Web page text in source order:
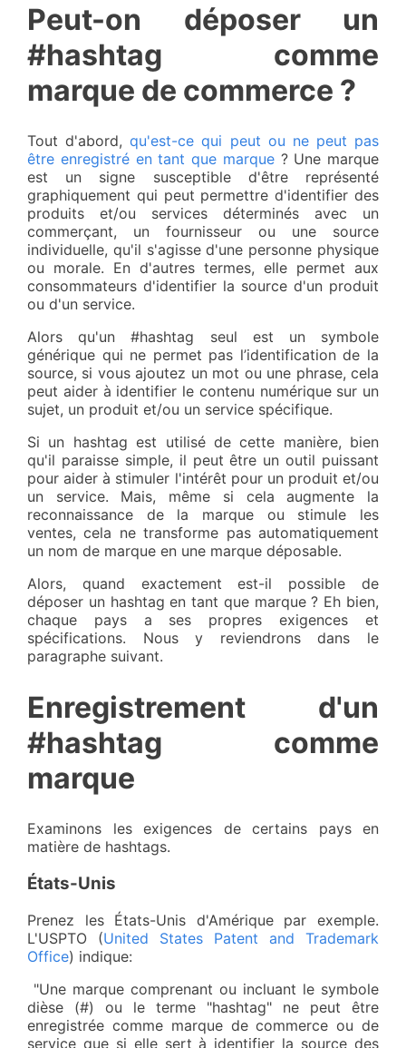
Peut-on déposer un
#hashtag comme
marque de commerce ?
Tout d'abord,qu'est-ce qui peut ou ne peut pas
être enregistré en tant que marque? Une marque
est un signe susceptible d'être représenté
graphiquement qui peut permettre d'identifier des
produits et/ou services déterminés avec un
commerçant, un fournisseur ou une source
individuelle, qu'il s'agisse d'une personne physique
ou morale. En d'autres termes, elle permet aux
consommateurs d'identifier la source d'un produit
ou d'un service.
Alors qu'un #hashtag seul est un symbole
générique qui ne permet pas l’identification de la
source, si vous ajoutez un mot ou une phrase, cela
peut aider à identifier le contenu numérique sur un
sujet, un produit et/ou un service spécifique.
Si un hashtag est utilisé de cette manière, bien
qu'il paraisse simple, il peut être un outil puissant
pour aider à stimuler l'intérêt pour un produit et/ou
un service. Mais, même si cela augmente la
reconnaissance de la marque ou stimule les
ventes, cela ne transforme pas automatiquement
un nom de marque en une marque déposable.
Alors, quand exactement est-il possible de
déposer un hashtag en tant que marque ? Eh bien,
chaque pays a ses propres exigences et
spécifications. Nous y reviendrons dans le
paragraphe suivant.
Enregistrement d'un
#hashtag comme
marque
Examinons les exigences de certains pays en
matière de hashtags.
États-Unis
Prenez les États-Unis d'Amérique par exemple.
L'USPTO (United States Patent and Trademark
Office) indique:
"Une marque comprenant ou incluant le symbole
dièse (#) ou le terme "hashtag" ne peut être
enregistrée comme marque de commerce ou de
service que si elle sert à identifier la source des